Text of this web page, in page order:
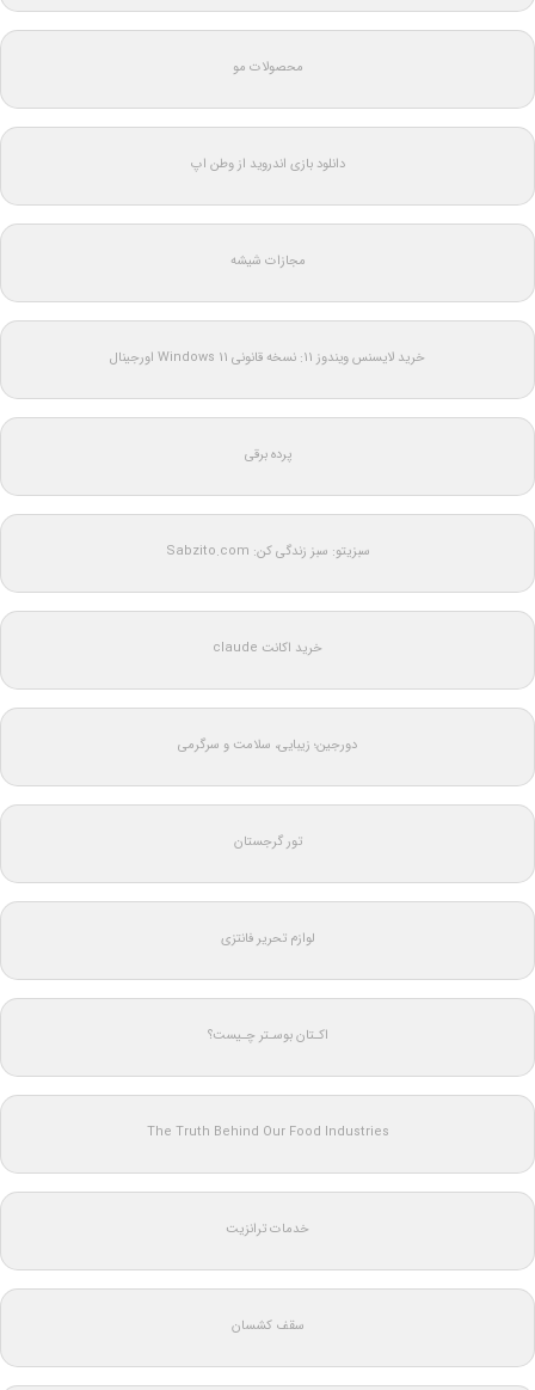
محصولات مو
دانلود بازی اندروید از وطن اپ
مجازات شیشه
خرید لایسنس ویندوز 11: نسخه قانونی Windows 11 اورجینال
پرده برقی
سبزیتو: سبز زندگی کن: Sabzito.com
خرید اکانت claude
دورجین؛ زیبایی، سلامت و سرگرمی
تور گرجستان
لوازم تحریر فانتزی
اکـتان بوسـتر چـیست؟
The Truth Behind Our Food Industries
خدمات ترانزیت
سقف کشسان